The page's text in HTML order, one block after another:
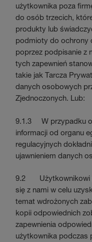
użytkownika poza
do osób trzecich,
produkty lub
podmioty do ochrony
poprzez podpisanie z
tych zapewnień
takie jak Tarcza
danych osobowych
Zjednoczonych. Lub:
9.1.3 W przypadku
informacji od organu
regulacyjnych
ujawnieniem danych
9.2 Użytkownikowi
się z nami w celu
temat wdrożonych
kopii odpowiednich
zapewnienia
użytkownika podczas